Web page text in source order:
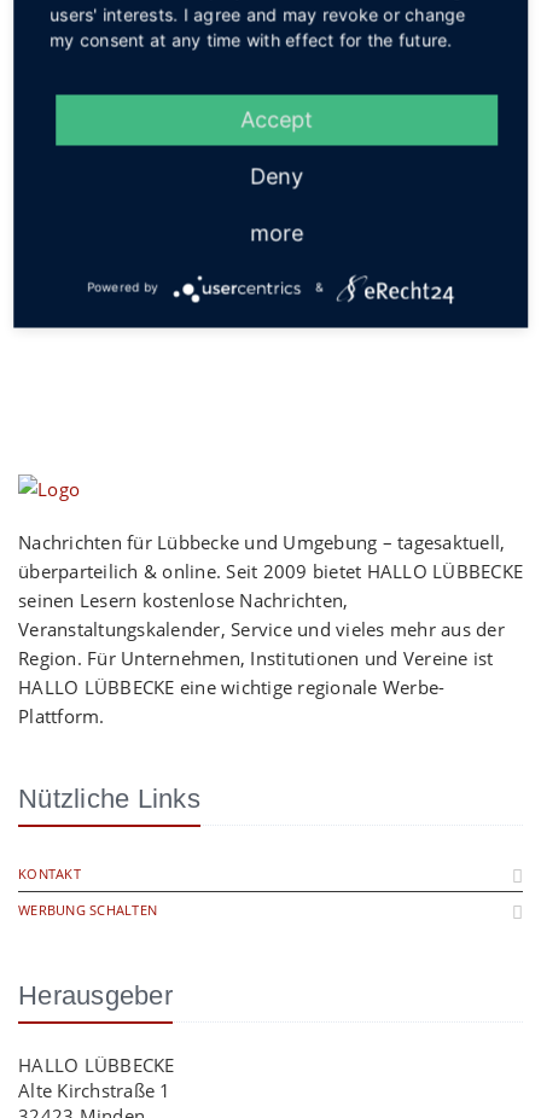
Service
Nachrichten für Lübbecke und Umgebung – tagesaktuell,
überparteilich & online. Seit 2009 bietet HALLO LÜBBECKE
seinen Lesern kostenlose Nachrichten,
Veranstaltungskalender, Service und vieles mehr aus der
Region. Für Unternehmen, Institutionen und Vereine ist
HALLO LÜBBECKE eine wichtige regionale Werbe-
Plattform.
Nützliche Links
KONTAKT
WERBUNG SCHALTEN
Herausgeber
HALLO LÜBBECKE
Alte Kirchstraße 1
users' interests. I agree and may revoke or change
my consent at any time with effect for the future.
Accept
Deny
more
Powered by &